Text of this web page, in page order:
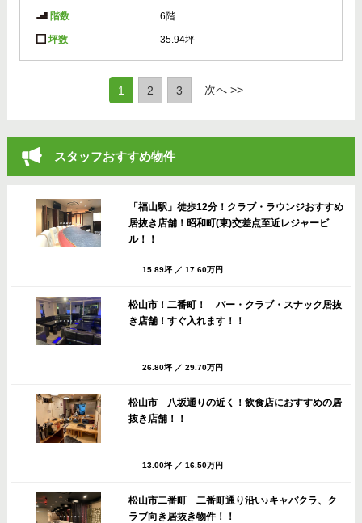
階数 6階
坪数 35.94坪
1 (current)
2 3 次へ >>
スタッフおすすめ物件
「福山駅」徒歩12分！クラブ・ラウンジおすすめ
居抜き店舗！昭和町(東)交差点至近レジャービ
ル！！
15.89坪 ／ 17.60万円
松山市！二番町！ バー・クラブ・スナック居抜
き店舗！すぐ入れます！！
26.80坪 ／ 29.70万円
松山市 八坂通りの近く！飲食店におすすめの居
抜き店舗！！
13.00坪 ／ 16.50万円
松山市二番町 二番町通り沿い♪キャバクラ、ク
ラブ向き居抜き物件！！